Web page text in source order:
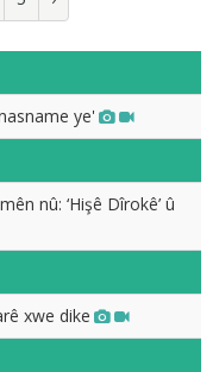
ye'
nû: ‘Hişê Dîrokê’ û
xwe dike